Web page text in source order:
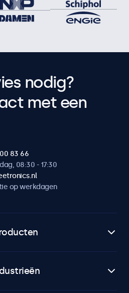
nodig?
met een
83 66
08:30 - 17:30
op werkdagen